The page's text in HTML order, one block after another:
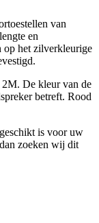
van
en
op het zilverkleurige
2M. De kleur van de
betreft. Rood
is voor uw
zoeken wij dit